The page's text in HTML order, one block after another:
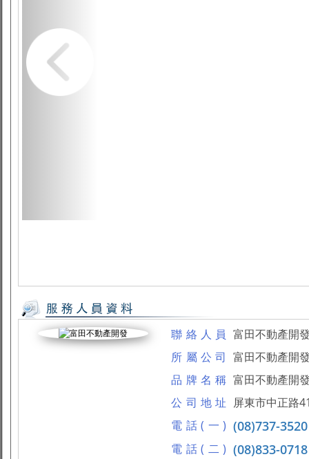
聯絡人員 富田不動產開
所屬公司 富田不動產開
品牌名稱 富田不動產開
公司地址 屏東市中正路
電話(一) (08)737-3520
電話(二) (08)833-0718